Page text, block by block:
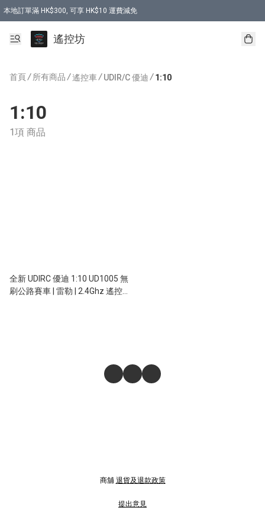
本地訂單滿 HK$300, 可享 HK$10 運費減免
購買 7.6V 6500mah 70C 電池 送 7.6V USB充電器
遙控坊
首頁/ 所有商品 /遙控車/ UDIR/C 優迪 / 1:10
1:10
1項 商品
全新 UDIRC 優迪 1:10 UD1005 無
刷公路賽車 | 雷勒 | 2.4Ghz 遙控 |
商舖 退貨及退款政策
提出意見